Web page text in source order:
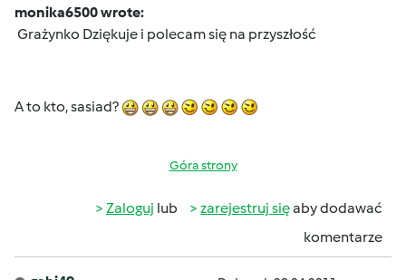
monika6500 wrote:
Grażynko Dziękuje i polecam się na przyszłość
A to kto, sasiad?
Góra strony
Zaloguj lub zarejestruj sięaby dodawać
komentarze